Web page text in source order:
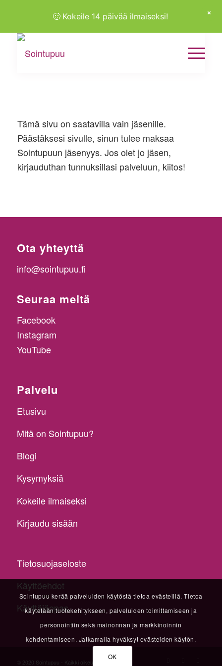
Tämä sivu on saatavilla vain jäsenille.
Päästäksesi sivulle, sinun tulee maksaa
Sointupuun jäsenyys. Jos olet jo jäsen,
kirjauduthan tunnuksillasi palveluun, kiitos!
Ota yhteyttä
info@sointupuu.fi
Seuraa meitä
Facebook
Instagram
YouTube
Palvelu
Etusivu
Mitä on Sointupuu?
Blogi
Kysymyksiä
Kokeile ilmaiseksi
Kirjaudu sisään
Tietosuojaseloste
Käyttöehdot
Käyttäjäopas
© 2020 Sointupuu - Kaikki oikeudet pidätetään
Sointupuu kerää palveluiden käytöstä tietoa evästeillä. Tietoa
käytetään tuotekehitykseen, palveluiden toimittamiseen ja
personointiin sekä mainonnan ja markkinoinnin
kohdentamiseen. Jatkamalla hyväksyt evästeiden käytön.
OK
🙂 Kokeile 14 päivää ilmaiseksi!